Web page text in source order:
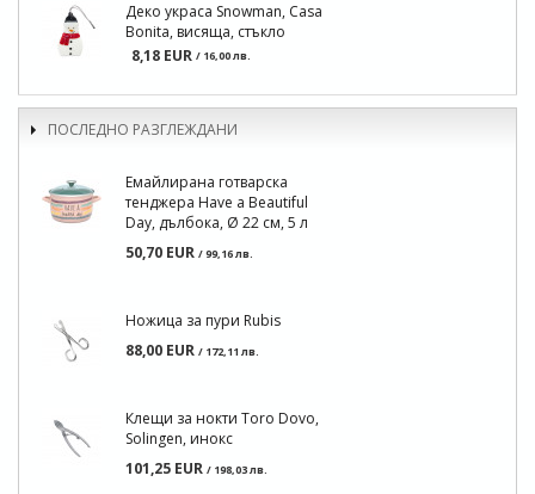
Деко украса Snowman, Casa
Bonita, висяща, стъкло
8,18 EUR / 16,00 лв.
ПОСЛЕДНО РАЗГЛЕЖДАНИ
Емайлирана готварска
тенджера Have a Beautiful
Day, дълбока, Ø 22 см, 5 л
50,70 EUR / 99,16 лв.
Ножица за пури Rubis
88,00 EUR / 172,11 лв.
Клещи за нокти Toro Dovo,
Solingen, инокс
101,25 EUR / 198,03 лв.